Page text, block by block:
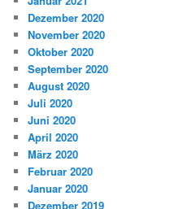
Dezember 2020
November 2020
Oktober 2020
September 2020
August 2020
Juli 2020
Juni 2020
April 2020
März 2020
Februar 2020
Januar 2020
Dezember 2019